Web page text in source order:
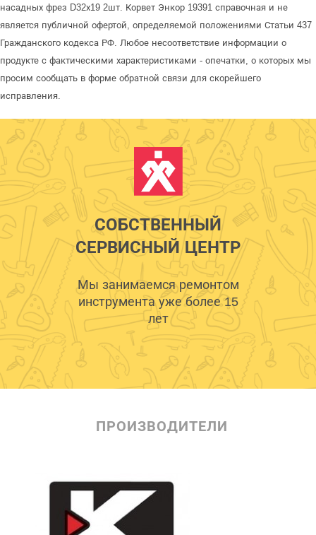
насадных фрез D32х19 2шт. Корвет Энкор 19391 справочная и не
является публичной офертой, определяемой положениями Статьи 437
Гражданского кодекса РФ. Любое несоответствие информации о
продукте с фактическими характеристиками - опечатки, о которых мы
просим сообщать в форме обратной связи для скорейшего
исправления.
СОБСТВЕННЫЙ
СЕРВИСНЫЙ ЦЕНТР
Мы занимаемся ремонтом
инструмента уже более 15
лет
ПРОИЗВОДИТЕЛИ